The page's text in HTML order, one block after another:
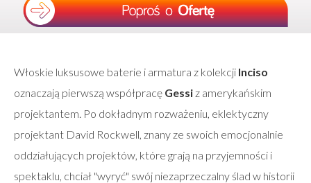
Włoskie luksusowe baterie i armatura z kolekcji Inciso
oznaczają pierwszą współpracę Gessi z amerykańskim
projektantem. Po dokładnym rozważeniu, eklektyczny
projektant David Rockwell, znany ze swoich emocjonalnie
oddziałujących projektów, które grają na przyjemności i
spektaklu, chciał "wyryć" swój niezaprzeczalny ślad w historii